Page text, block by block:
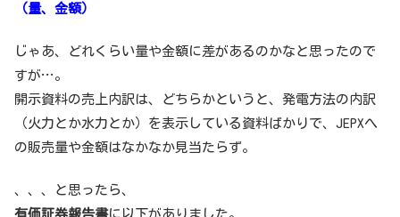
（量、金額）
じゃあ、どれくらい量や金額に差があるのかなと思ったので
すが…。
開示資料の売上内訳は、どちらかというと、発電方法の内訳
（火力とか水力とか）を表示している資料ばかりで、JEPXへ
の販売量や金額はなかなか見当たらず。
、、、と思ったら、
有価証券報告書に以下がありました。